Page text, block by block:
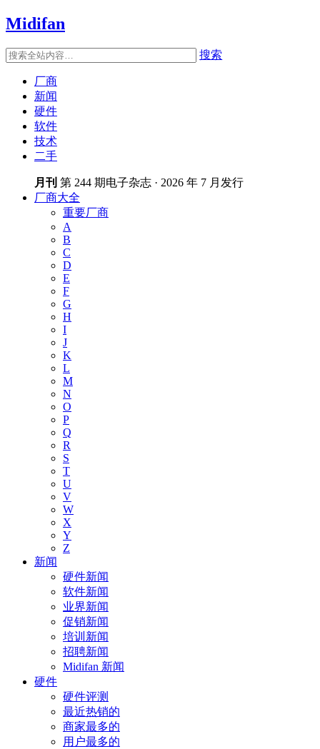
Midifan
搜索
厂商
新闻
硬件
软件
技术
二手
月刊 第 244 期电子杂志 · 2026 年 7 月发行
厂商大全
重要厂商
A
B
C
D
E
F
G
H
I
J
K
L
M
N
O
P
Q
R
S
T
U
V
W
X
Y
Z
新闻
硬件新闻
软件新闻
业界新闻
促销新闻
培训新闻
招聘新闻
Midifan 新闻
硬件
硬件评测
最近热销的
商家最多的
用户最多的